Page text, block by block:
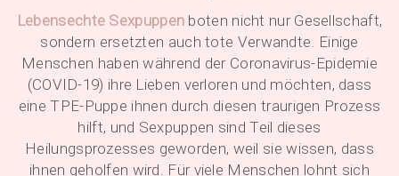
Lebensechte Sexpuppen boten nicht nur Gesellschaft,
sondern ersetzten auch tote Verwandte. Einige
Menschen haben während der Coronavirus-Epidemie
(COVID-19) ihre Lieben verloren und möchten, dass
eine TPE-Puppe ihnen durch diesen traurigen Prozess
hilft, und Sexpuppen sind Teil dieses
Heilungsprozesses geworden, weil sie wissen, dass
ihnen geholfen wird. Für viele Menschen lohnt sich